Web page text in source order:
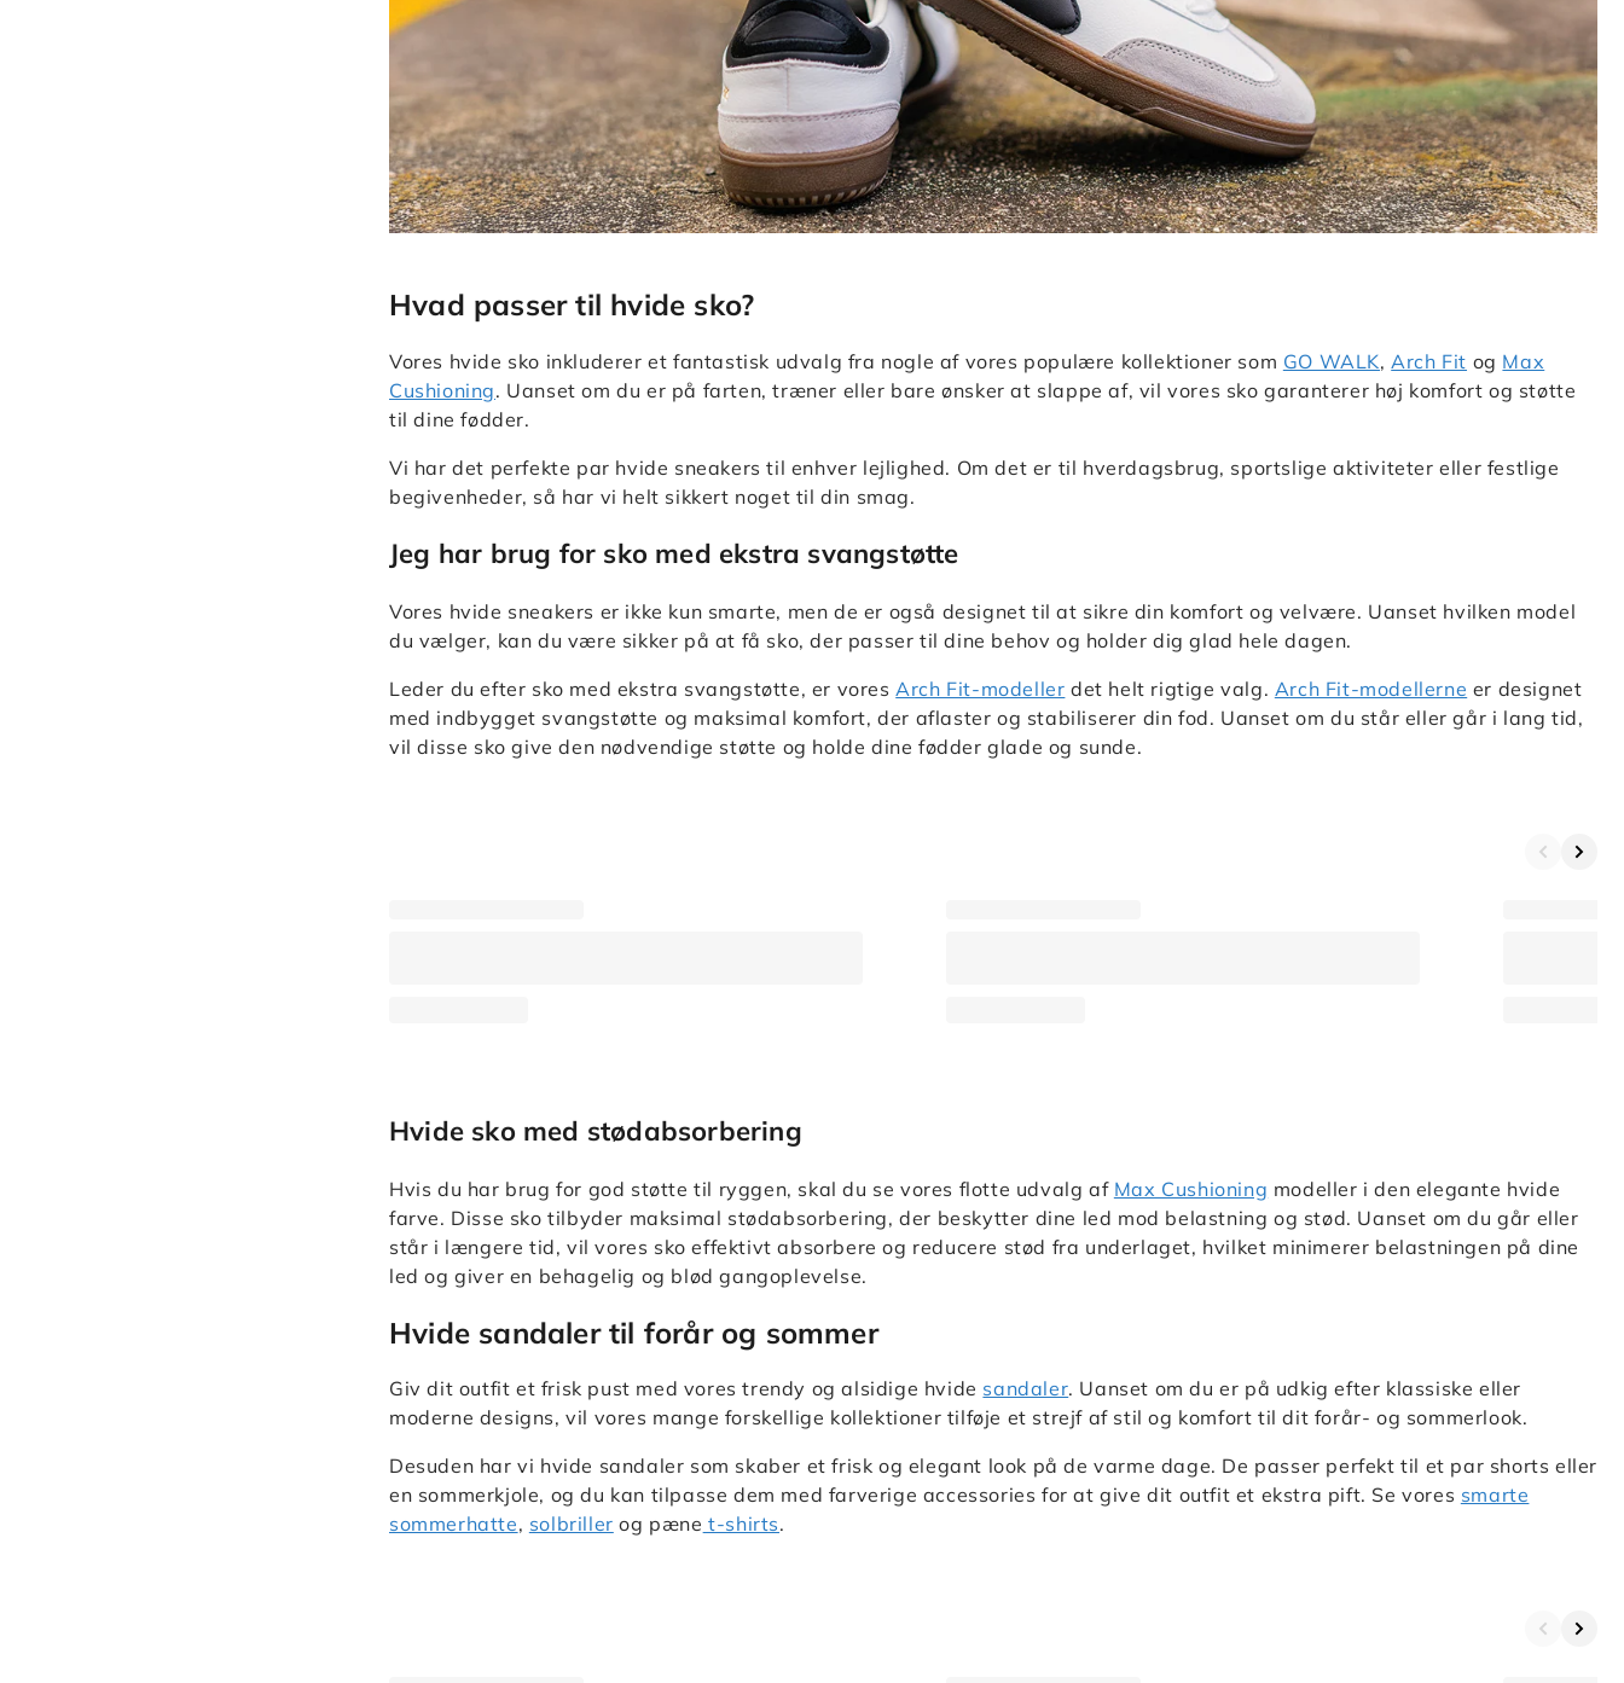
Hvad passer til hvide sko?
Vores hvide sko inkluderer et fantastisk udvalg fra nogle af vores populære kollektioner som GO WALK, Arch Fit og Max
Cushioning. Uanset om du er på farten, træner eller bare ønsker at slappe af, vil vores sko garanterer høj komfort og støtte
til dine fødder.
Vi har det perfekte par hvide sneakers til enhver lejlighed. Om det er til hverdagsbrug, sportslige aktiviteter eller festlige
begivenheder, så har vi helt sikkert noget til din smag.
Jeg har brug for sko med ekstra svangstøtte
Vores hvide sneakers er ikke kun smarte, men de er også designet til at sikre din komfort og velvære. Uanset hvilken model
du vælger, kan du være sikker på at få sko, der passer til dine behov og holder dig glad hele dagen.
Leder du efter sko med ekstra svangstøtte, er vores Arch Fit-modeller det helt rigtige valg. Arch Fit-modellerne er designet
med indbygget svangstøtte og maksimal komfort, der aflaster og stabiliserer din fod. Uanset om du står eller går i lang tid,
vil disse sko give den nødvendige støtte og holde dine fødder glade og sunde.
Hvide sko med stødabsorbering
Hvis du har brug for god støtte til ryggen, skal du se vores flotte udvalg af Max Cushioning modeller i den elegante hvide
farve. Disse sko tilbyder maksimal stødabsorbering, der beskytter dine led mod belastning og stød. Uanset om du går eller
står i længere tid, vil vores sko effektivt absorbere og reducere stød fra underlaget, hvilket minimerer belastningen på dine
led og giver en behagelig og blød gangoplevelse.
Hvide sandaler til forår og sommer
Giv dit outfit et frisk pust med vores trendy og alsidige hvide sandaler. Uanset om du er på udkig efter klassiske eller
moderne designs, vil vores mange forskellige kollektioner tilføje et strejf af stil og komfort til dit forår- og sommerlook.
Desuden har vi hvide sandaler som skaber et frisk og elegant look på de varme dage. De passer perfekt til et par shorts eller
en sommerkjole, og du kan tilpasse dem med farverige accessories for at give dit outfit et ekstra pift. Se vores smarte
sommerhatte, solbriller og pæne t-shirts.